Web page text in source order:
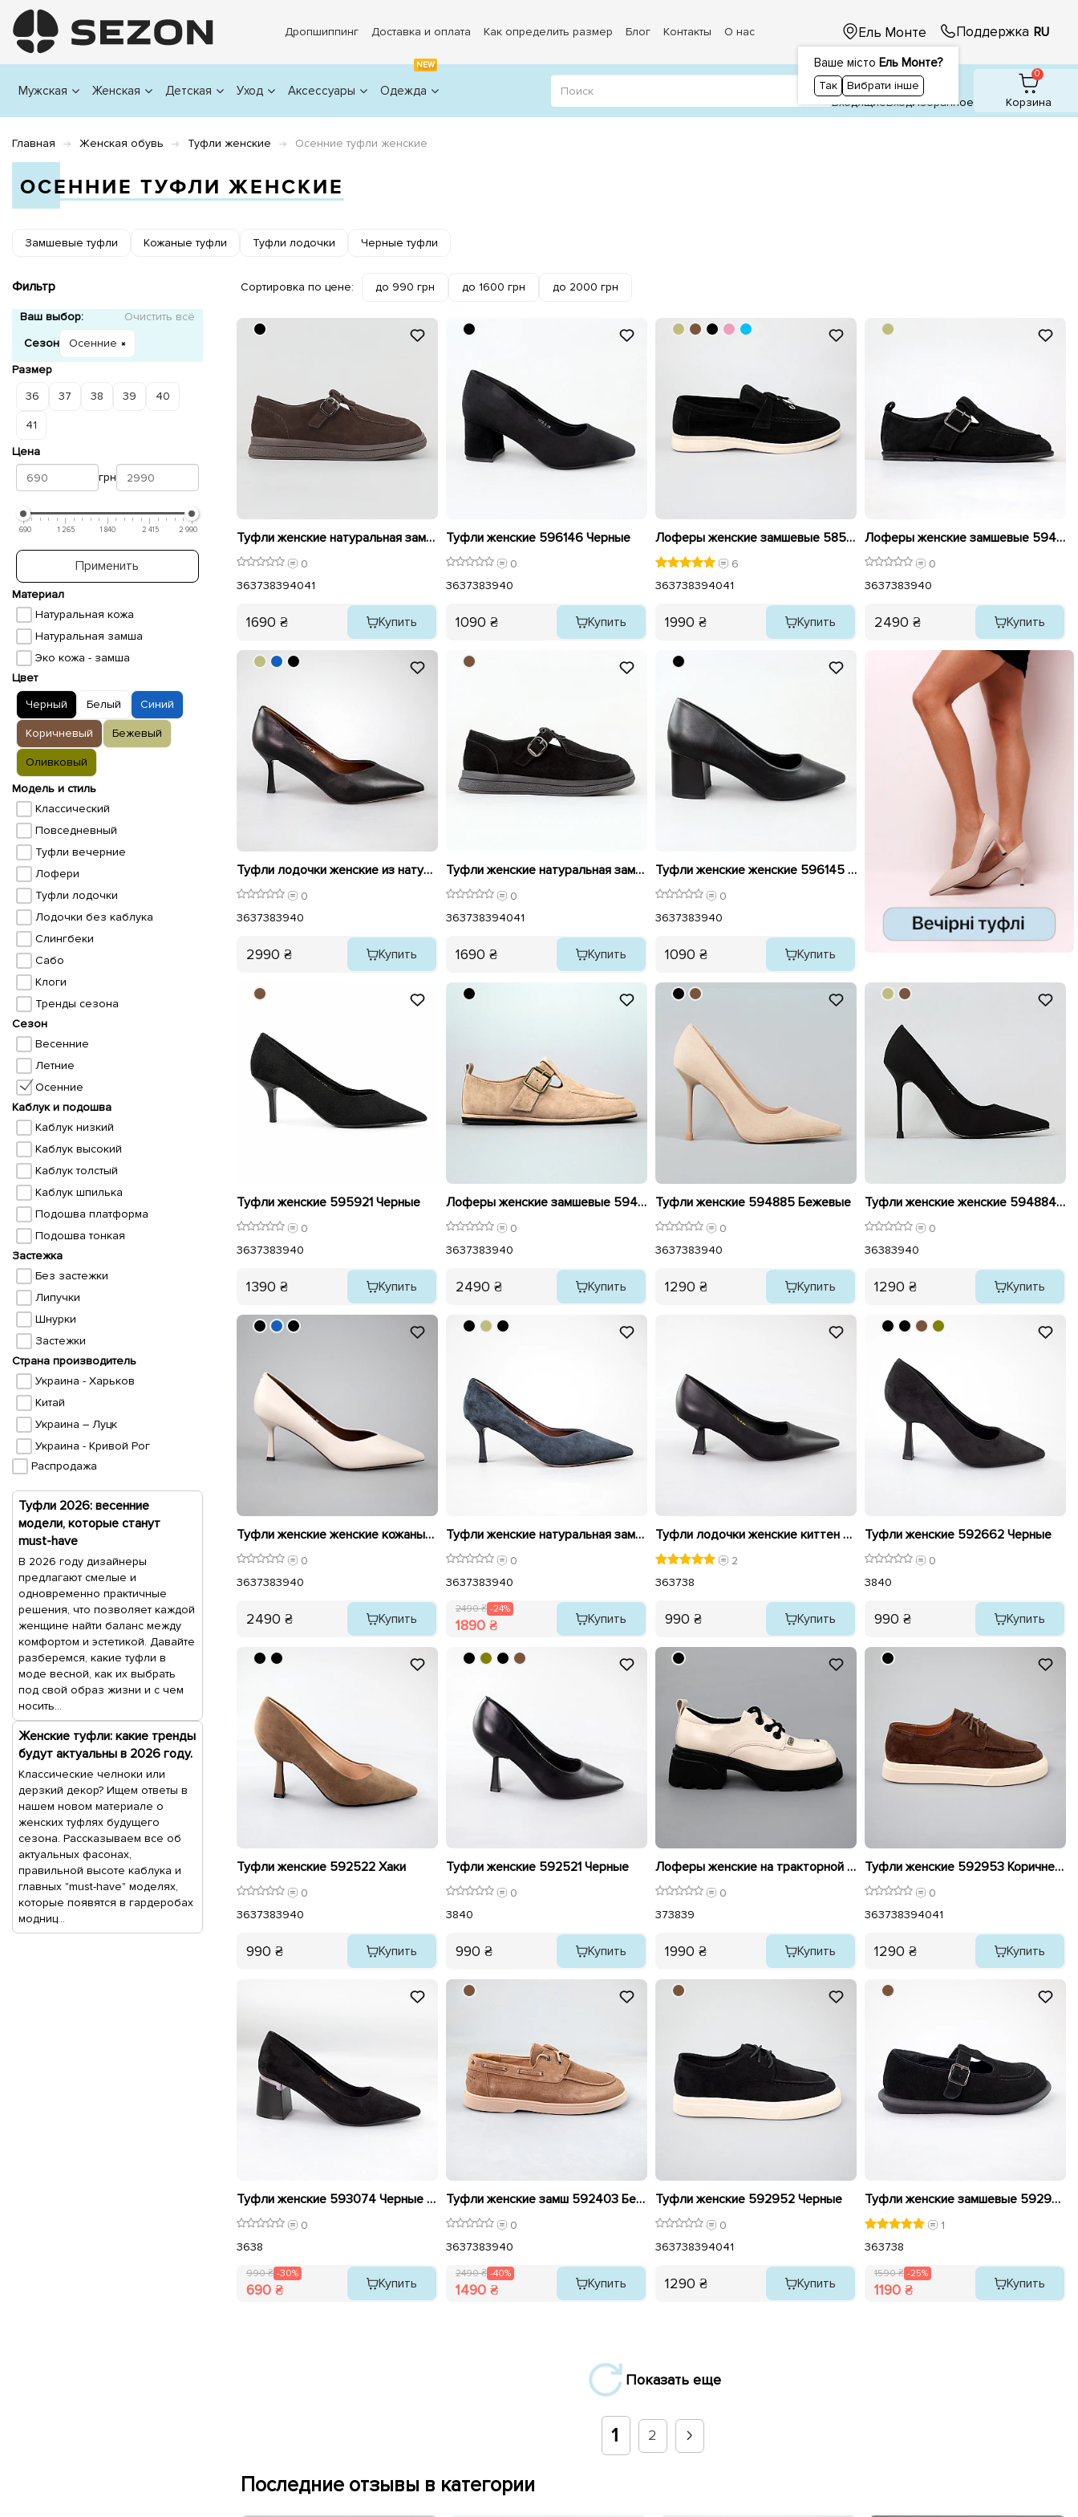
Дропшиппинг Доставка и оплата Как определить размер Блог Контакты О нас Ель Монте
Ваше місто Ель Монте?
Так Вибрати інше
Поддержка RU
Мужская Женская Детская Уход Аксессуары
NEW
Одежда
1
ВходящиеВходИзбранное
0
Корзина
Главная Женская обувь Туфли женские Осенние туфли женские
ОСЕННИЕ ТУФЛИ ЖЕНСКИЕ
Замшевые туфли Кожаные туфли Туфли лодочки Черные туфли
Фильтр
Ваш выбор:
Очистить всё
Сезон
Осенние
Размер
36
37 38 39 40
41
Цена
грн
690 1 265 1 840 2 415 2 990
Применить
Материал
Натуральная кожа
Натуральная замша
Эко кожа - замша
Цвет
Черный
Белый Синий
Коричневый Бежевый
Оливковый
Модель и стиль
Классический
Повседневный
Туфли вечерние
Лофери
Туфли лодочки
Лодочки без каблука
Слингбеки
Сабо
Клоги
Тренды сезона
Сезон
Весенние
Летние
Осенние
Каблук и подошва
Каблук низкий
Каблук высокий
Каблук толстый
Каблук шпилька
Подошва платформа
Подошва тонкая
Застежка
Без застежки
Липучки
Шнурки
Застежки
Страна производитель
Украина - Харьков
Китай
Украина – Луцк
Украина - Кривой Рог
Распродажа
Туфли 2026: весенние
модели, которые станут
must-have
В 2026 году дизайнеры
предлагают смелые и
одновременно практичные
решения, что позволяет каждой
женщине найти баланс между
комфортом и эстетикой. Давайте
разберемся, какие туфли в
моде весной, как их выбрать
под свой образ жизни и с чем
носить...
Женские туфли: какие тренды
будут актуальны в 2026 году.
Классические челноки или
дерзкий декор? Ищем ответы в
нашем новом материале о
женских туфлях будущего
сезона. Рассказываем все об
актуальных фасонах,
правильной высоте каблука и
главных "must-have" моделях,
которые появятся в гардеробах
модниц...
Сортировка по цене: до 990 грн до 1600 грн до 2000 грн
Туфли женские натуральная замша 596141 Коричневый
0
363738394041
1690 ₴ Купить
Туфли женские 596146 Черные
0
3637383940
1090 ₴ Купить
Лоферы женские замшевые 585379 Черные
6
363738394041
1990 ₴ Купить
Лоферы женские замшевые 594322 Черные
0
3637383940
2490 ₴ Купить
Туфли лодочки женские из натуральной кожи 594208 Черные
0
3637383940
2990 ₴ Купить
Туфли женские натуральная замша 596142 Черные
0
363738394041
1690 ₴ Купить
Туфли женские женские 596145 Черные
0
3637383940
1090 ₴ Купить
Туфли женские 595921 Черные
0
3637383940
1390 ₴ Купить
Лоферы женские замшевые 594323 Бежевые
0
3637383940
2490 ₴ Купить
Туфли женские 594885 Бежевые
0
3637383940
1290 ₴ Купить
Туфли женские женские 594884 Черные
0
36383940
1290 ₴ Купить
Туфли женские женские кожаные 594209 Бежевые
0
3637383940
2490 ₴ Купить
Туфли женские натуральная замша 594213 Синие распродажа
0
3637383940
2490 ₴ -24%
1890 ₴ Купить
Туфли лодочки женские киттен 592520 Черные
2
363738
990 ₴ Купить
Туфли женские 592662 Черные
0
3840
990 ₴ Купить
Туфли женские 592522 Хаки
0
3637383940
990 ₴ Купить
Туфли женские 592521 Черные
0
3840
990 ₴ Купить
Лоферы женские на тракторной подошве 589502 Молочные
0
373839
1990 ₴ Купить
Туфли женские 592953 Коричневые
0
363738394041
1290 ₴ Купить
Туфли женские 593074 Черные распродажа
0
3638
990 ₴ -30%
690 ₴ Купить
Туфли женские замш 592403 Бежевые распродажа
0
3637383940
2490 ₴ -40%
1490 ₴ Купить
Туфли женские 592952 Черные
0
363738394041
1290 ₴ Купить
Туфли женские замшевые 592956 Черные распродажа
1
363738
1590 ₴ -25%
1190 ₴ Купить
Показать еще
1 2
Последние отзывы в категории